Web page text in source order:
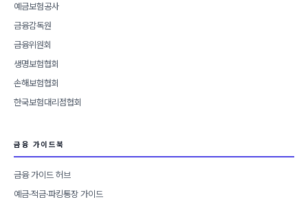
예금보험공사
금융감독원
금융위원회
생명보험협회
손해보험협회
한국보험대리점협회
금융 가이드북
금융 가이드 허브
예금·적금·파킹통장 가이드